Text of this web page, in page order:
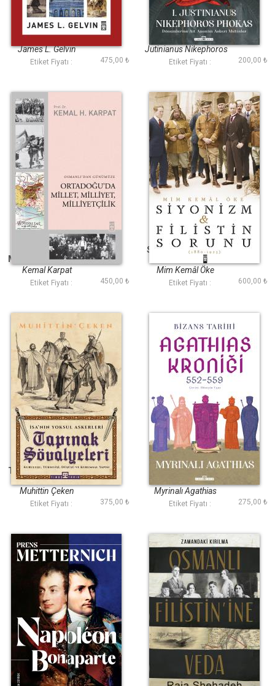
Modern Ortadoğu
Tarihi (Ciltli)
James L. Gelvin
Etiket Fiyatı : 475,00 ₺
Çarpışma
Jutinianus Nikephoros
Phokas
Etiket Fiyatı : 200,00 ₺
Ortadoğuda Millet
Milliyet Milliyetçilik
Kemal Karpat
Etiket Fiyatı : 450,00 ₺
Siyonizm ve Filistin
Mim Kemâl Öke
Etiket Fiyatı : 600,00 ₺
Tapınak Şövalyeleri
Muhittin Çeken
Etiket Fiyatı : 375,00 ₺
Bizans Tarihi:
Agathias Kroniği
(552-559)
Myrinalı Agathias
Etiket Fiyatı : 275,00 ₺